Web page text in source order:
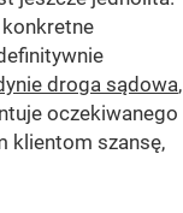
droga sądowa,
oczekiwanego
klientom szansę,